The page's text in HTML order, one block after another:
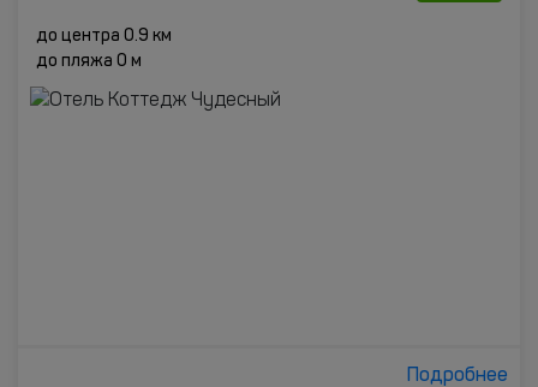
до центра 0.9 км
до пляжа 0 м
Подробнее